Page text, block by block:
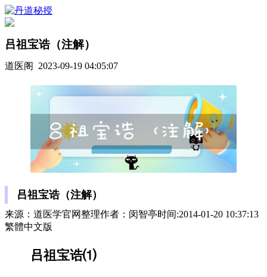
吕祖宝诰（注解）
道医阁 2023-09-19 04:05:07
吕祖宝诰（注解）
来源：道医学官网整理作者：闵智亭时间:2014-01-20 10:37:13
繁體中文版
吕祖宝诰⑴